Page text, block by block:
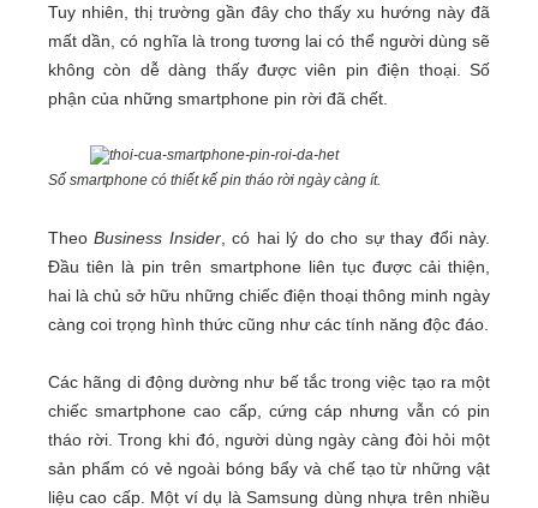
Tuy nhiên, thị trường gần đây cho thấy xu hướng này đã
mất dần, có nghĩa là trong tương lai có thể người dùng sẽ
không còn dễ dàng thấy được viên pin điện thoại. Số
phận của những smartphone pin rời đã chết.
Số smartphone có thiết kế pin tháo rời ngày càng ít.
TheoBusiness Insider, có hai lý do cho sự thay đổi này.
Đầu tiên là pin trên smartphone liên tục được cải thiện,
hai là chủ sở hữu những chiếc điện thoại thông minh ngày
càng coi trọng hình thức cũng như các tính năng độc đáo.
Các hãng di động dường như bế tắc trong việc tạo ra một
chiếc smartphone cao cấp, cứng cáp nhưng vẫn có pin
tháo rời. Trong khi đó, người dùng ngày càng đòi hỏi một
sản phẩm có vẻ ngoài bóng bẩy và chế tạo từ những vật
liệu cao cấp. Một ví dụ là Samsung dùng nhựa trên nhiều